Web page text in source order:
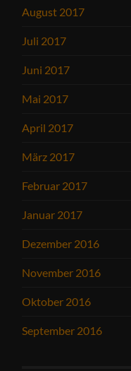
August 2017
Juli 2017
Juni 2017
Mai 2017
April 2017
März 2017
Februar 2017
Januar 2017
Dezember 2016
November 2016
Oktober 2016
September 2016